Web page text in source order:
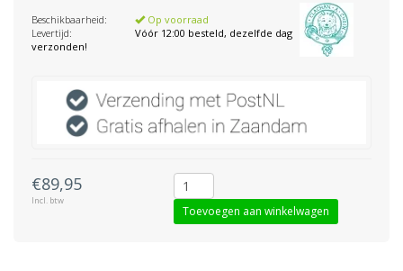
Beschikbaarheid:
Op voorraad
Levertijd:
Vóór 12:00 besteld, dezelfde dag
verzonden!
€89,95
Incl. btw
Toevoegen aan winkelwagen